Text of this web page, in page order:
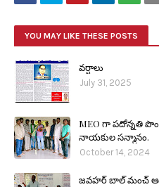
YOU MAY LIKE THESE POSTS
వర్షాలు
July 31, 2025
MEO గా పదోన్నతి
నాయకుల సన్మానం.
October 14, 2024
జవహర్ బాల్ మంచ్